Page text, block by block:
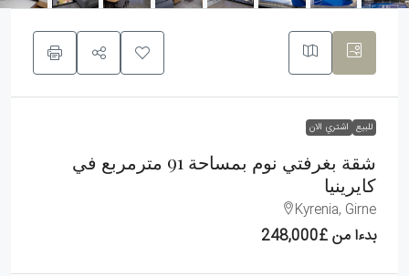
للبيع اشتري الان
شقة بغرفتي نوم بمساحة 91 مترمربع في
كايرينيا
Kyrenia, Girne
بدءا من£248,000